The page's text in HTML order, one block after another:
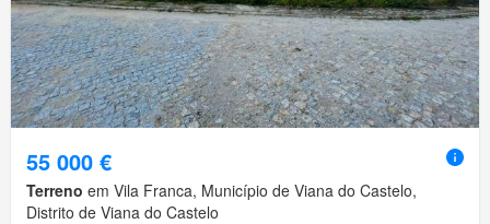
55 000 €
Terreno em Vila Franca, Município de Viana do Castelo,
Distrito de Viana do Castelo